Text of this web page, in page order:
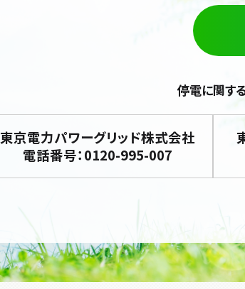
停電に関す
東京電力パワーグリッド株式会社
電話番号：0120-995-007